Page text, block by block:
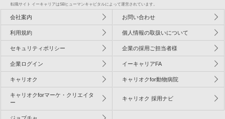
転職サイト イーキャリアはSBヒューマンキャピタルによって運営されています。
会社案内 お問い合わせ
利用規約 個人情報の取扱いについて
セキュリティポリシー 企業の採用ご担当者様
企業ログイン イーキャリアFA
キャリオク キャリオクfor動物病院
キャリオクforマーケ・クリエイタ
ー
キャリオク 採用ナビ